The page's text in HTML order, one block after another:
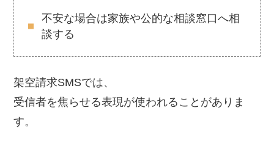
不安な場合は家族や公的な相談窓口へ相
談する
架空請求SMSでは、
受信者を焦らせる表現が使われることがありま
す。